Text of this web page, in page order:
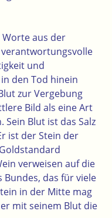
aus der
verantwortungsvolle
und
den Tod hinein
zur Vergebung
Bild als eine Art
Blut ist das Salz
ist der Stein der
verweisen auf die
Bundes, das für viele
in der Mitte mag
mit seinem Blut die